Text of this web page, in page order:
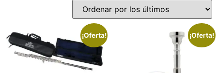
¡Oferta! ¡Oferta!